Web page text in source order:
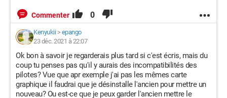
Commenter 0
Kenyukii> epango
23 déc. 2021 à 22:07
Ok bon à savoir je regarderais plus tard si c'est écris, mais du
coup tu penses pas qu'il y aurais des incompatibilités des
pilotes? Vue que apr exemple j'ai pas les mêmes carte
graphique il faudrai que je désinstalle l'ancien pour mettre un
nouveau? Ou est-ce que je peux garder l'ancien mettre le